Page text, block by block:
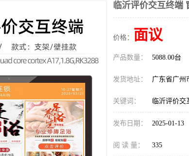
临沂评价交互终端
价格： 面议
产品数量： 5088.00台
发货地址： 广东省广州
关键词： 临沂评价交
发布日期： 2025-01-13
阅 读 量： 335